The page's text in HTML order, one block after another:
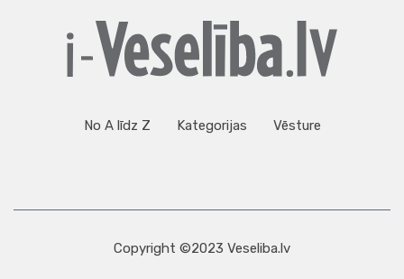
No A līdz Z Kategorijas Vēsture
Copyright ©2023 Veseliba.lv